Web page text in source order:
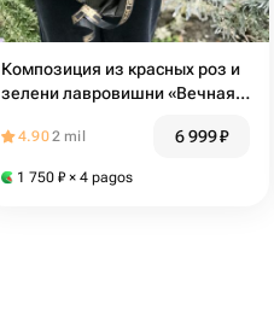
Композиция из красных роз и
зелени лавровишни «Вечная
4.902 mil 6 999₽
1 750 ₽ × 4 pagos